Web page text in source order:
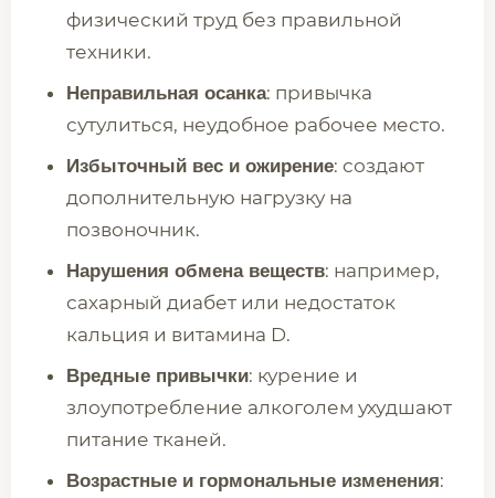
физический труд без правильной
техники.
Неправильная осанка: привычка
сутулиться, неудобное рабочее место.
Избыточный вес и ожирение: создают
дополнительную нагрузку на
позвоночник.
Нарушения обмена веществ: например,
сахарный диабет или недостаток
кальция и витамина D.
Вредные привычки: курение и
злоупотребление алкоголем ухудшают
питание тканей.
Возрастные и гормональные изменения: